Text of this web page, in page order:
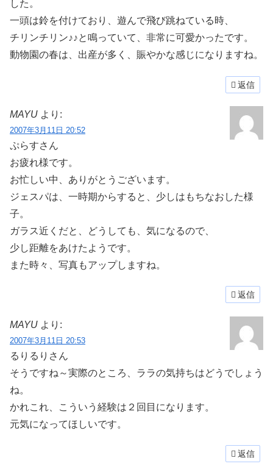
した。
一頭は鈴を付けており、遊んで飛び跳ねている時、
チリンチリン♪♪と鳴っていて、非常に可愛かったです。
動物園の春は、出産が多く、賑やかな感じになりますね。
返信
MAYU より:
2007年3月11日 20:52
ぷらすさん
お疲れ様です。
お忙しい中、ありがとうございます。
ジェスパは、一時期からすると、少しはもちなおした様
子。
ガラス近くだと、どうしても、気になるので、
少し距離をあけたようです。
また時々、写真もアップしますね。
返信
MAYU より:
2007年3月11日 20:53
るりるりさん
そうですね～実際のところ、ララの気持ちはどうでしょう
ね。
かれこれ、こういう経験は２回目になります。
元気になってほしいです。
返信